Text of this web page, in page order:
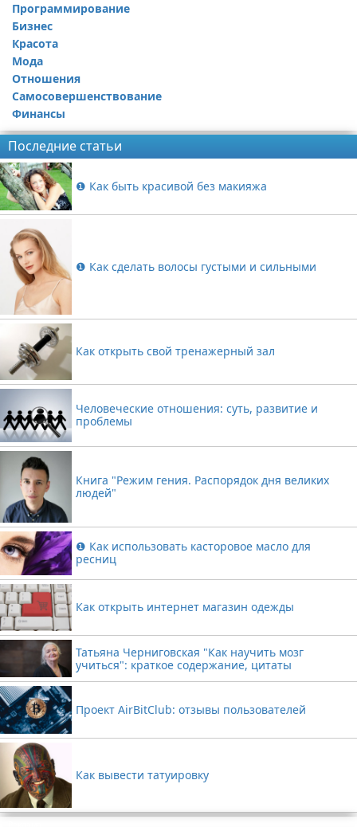
Программирование
Бизнес
Красота
Мода
Отношения
Самосовершенствование
Финансы
Последние статьи
❶ Как быть красивой без макияжа
❶ Как сделать волосы густыми и сильными
Как открыть свой тренажерный зал
Человеческие отношения: суть, развитие и
проблемы
Книга "Режим гения. Распорядок дня великих
людей"
❶ Как использовать касторовое масло для
ресниц
Как открыть интернет магазин одежды
Татьяна Черниговская "Как научить мозг
учиться": краткое содержание, цитаты
Проект AirBitClub: отзывы пользователей
Как вывести татуировку